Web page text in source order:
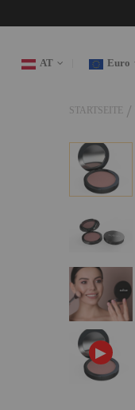
AT Euro
STARTSEITE